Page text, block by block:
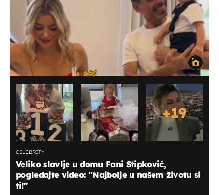
+19
CELEBRITY
Veliko slavlje u domu Fani Stipković,
pogledajte video: ''Najbolje u našem životu si
ti!''